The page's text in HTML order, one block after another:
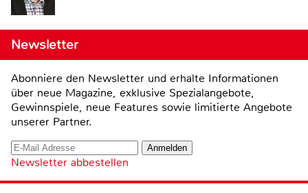
Newsletter
Abonniere den Newsletter und erhalte Informationen
über neue Magazine, exklusive Spezialangebote,
Gewinnspiele, neue Features sowie limitierte Angebote
unserer Partner.
Newsletter abbestellen